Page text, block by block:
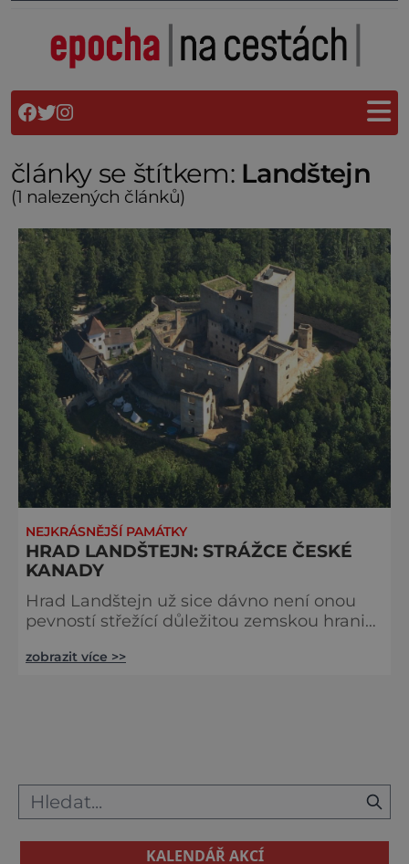
články se štítkem: Landštejn
(1 nalezených článků)
NEJKRÁSNĚJŠÍ PAMÁTKY
HRAD LANDŠTEJN: STRÁŽCE ČESKÉ
KANADY
Hrad Landštejn už sice dávno není onou
pevností střežící důležitou zemskou hranici,
stejnojmennou osadou uprostřed
stezku, ale také důležitou hranici. Český
král Přemysl
zobrazit více >>
KALENDÁŘ AKCÍ